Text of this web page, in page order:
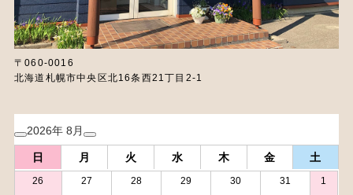
〒060-0016
北海道札幌市中央区北16条西21丁目2-1
2026年 8月
日 月 火 水 木 金 土
26 27 28 29 30 31 1